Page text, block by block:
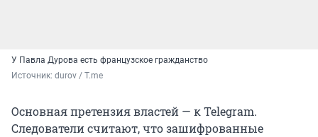
У Павла Дурова есть французское гражданство
Источник: durov / T.me
Основная претензия властей — к Telegram.
Следователи считают, что зашифрованные